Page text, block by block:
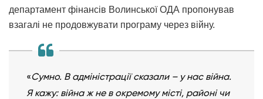
департамент фінансів Волинської ОДА пропонував
взагалі не продовжувати програму через війну.
«Сумно. В адміністрації сказали – у нас війна.
Я кажу: війна ж не в окремому місті, районі чи